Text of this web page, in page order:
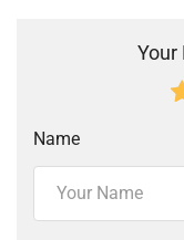
Your
Name